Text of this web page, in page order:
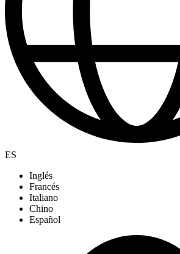
ES
Inglés
Francés
Italiano
Chino
Español